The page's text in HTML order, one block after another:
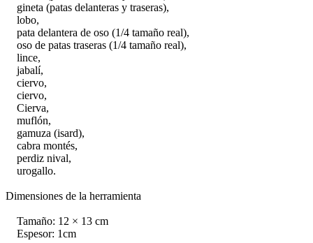
gineta (patas delanteras y traseras),
lobo,
pata delantera de oso (1/4 tamaño real),
oso de patas traseras (1/4 tamaño real),
lince,
jabalí,
ciervo,
ciervo,
Cierva,
muflón,
gamuza (isard),
cabra montés,
perdiz nival,
urogallo.
Dimensiones de la herramienta
Tamaño: 12 × 13 cm
Espesor: 1cm